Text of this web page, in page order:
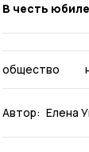
В честь
общество
Автор: Елена